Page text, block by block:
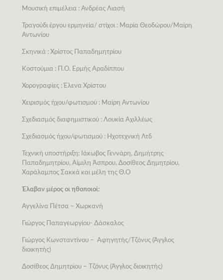
Μουσική επιμέλεια : Ανδρέας Λιασή
Τραγούδι έργου ερμηνεία/ στίχοι : Μαρία Θεοδώρου/Μαίρη
Αντωνίου
Σκηνικά : Χρίστος Παπαδημητρίου
Κοστούμια : Π.Ο. Ερμής Αραδίππου
Χορογραφίες : Έλενα Χρίστου
Χειρισμός ήχου/φωτισμού : Μαίρη Αντωνίου
Σχεδιασμός διαφημιστικού : Λουκία Αχιλλέως
Σχεδιασμός ήχου/φωτισμού : Ηχοτεχνική Λτδ
Τεχνική υποστήριξη: Ιάκωβος Γεννάρη, Δημήτρης
Παπαδημητρίου, Αίμιλη Άσπρου, Δοσίθεος Δημητρίου,
Χαράλαμπος Σακκά και μέλη της Θ.Ο
Έλαβαν μέρος οι ηθοποιοί:
Αγγελίνα Πέτσα – Χωρκανή
Γιώργος Παπαγεωργίου- Δάσκαλος
Γιώργος Κωνσταντίνου – Αφηγητής/Τζόνυς (Άγγλος
διοικητής)
Δοσίθεος Δημητρίου – Τζόνυς (Άγγλος διοικητής)